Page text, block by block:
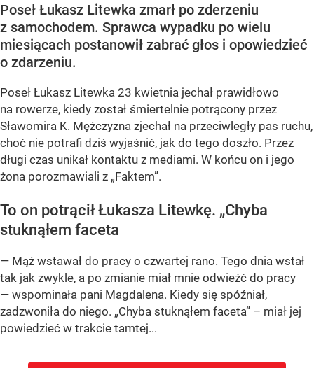
Poseł Łukasz Litewka zmarł po zderzeniu
z samochodem. Sprawca wypadku po wielu
miesiącach postanowił zabrać głos i opowiedzieć
o zdarzeniu.
Poseł Łukasz Litewka 23 kwietnia jechał prawidłowo
na rowerze, kiedy został śmiertelnie potrącony przez
Sławomira K. Mężczyzna zjechał na przeciwległy pas ruchu,
choć nie potrafi dziś wyjaśnić, jak do tego doszło. Przez
długi czas unikał kontaktu z mediami. W końcu on i jego
żona porozmawiali z „Faktem”.
To on potrącił Łukasza Litewkę. „Chyba
stuknąłem faceta
— Mąż wstawał do pracy o czwartej rano. Tego dnia wstał
tak jak zwykle, a po zmianie miał mnie odwieźć do pracy
— wspominała pani Magdalena. Kiedy się spóźniał,
zadzwoniła do niego. „Chyba stuknąłem faceta” – miał jej
powiedzieć w trakcie tamtej...